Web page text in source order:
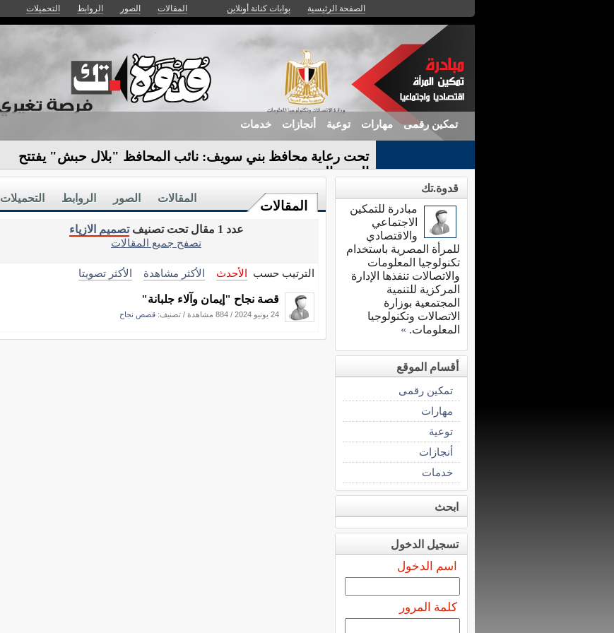
الصفحة الرئيسية بوابات كنانة أونلاين المقالات الصور الروابط التحميلات
تمكين رقمى مهارات توعية أنجازات خدمات
تحت رعاية محافظ بني سويف: نائب المحافظ "بلال حبش" يفتتح
الندوة التعريفية بمبادرة_
المقالات
التحميلات الروابط الصور المقالات
عدد 1 مقال تحت تصنيف
تصميم الازياء
تصفح جميع المقالات
الترتيب حسب الأحدث الأكثر مشاهدة الأكثر تصويتا
قصة نجاح "إيمان وآلاء جلبانة"
24 يونيو 2024 / 884 مشاهدة / تصنيف: قصص نجاح
قدوة.تك
مبادرة للتمكين
الاجتماعي
والاقتصادي
للمرأة المصرية باستخدام
تكنولوجيا المعلومات
والاتصالات تنفذها الإدارة
المركزية للتنمية
المجتمعية بوزارة
الاتصالات وتكنولوجيا
المعلومات. »
أقسام الموقع
تمكين رقمى
مهارات
توعية
أنجازات
خدمات
ابحث
تسجيل الدخول
اسم الدخول
كلمة المرور